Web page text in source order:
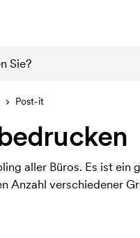
Post-it
aller Büros. Es ist
Anzahl verschiedener